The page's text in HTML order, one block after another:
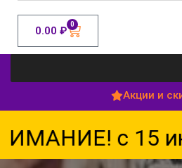
0.00 ₽ 0
Акции и
с 15 июня